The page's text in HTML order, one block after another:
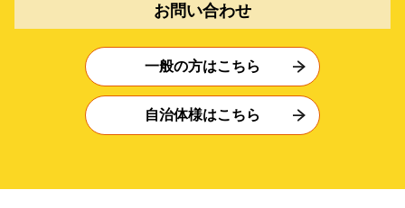
お問い合わせ
一般の方はこちら
自治体様はこちら